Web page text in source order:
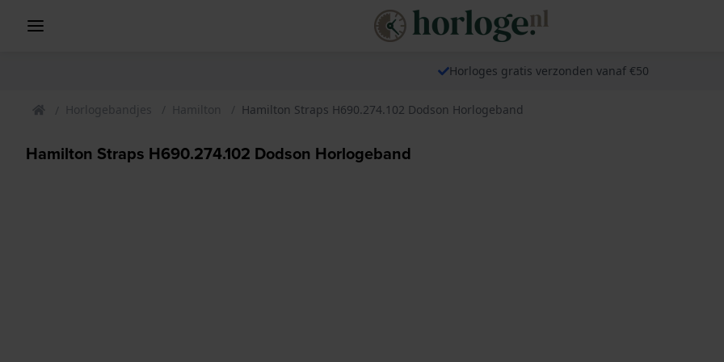
Horloges gratis verzonden vanaf €50
Horlogebandjes Hamilton Hamilton Straps H690.274.102 Dodson Horlogeband
Hamilton Straps H690.274.102 Dodson Horlogeband